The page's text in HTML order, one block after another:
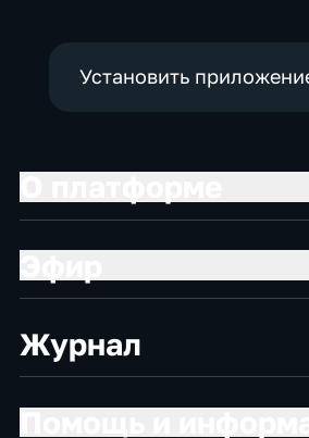
Установить
Журнал